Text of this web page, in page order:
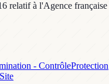
relatif à l'Agence française
- ContrôleProtection